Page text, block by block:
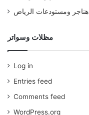
هناجر ومستودعات الرياض
مظلات وسواتر
Log in
Entries feed
Comments feed
WordPress.org